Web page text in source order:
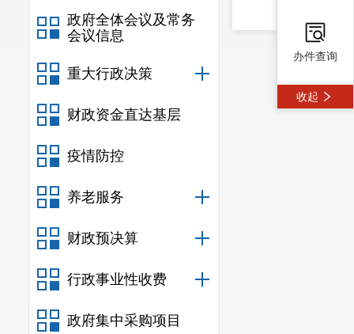
政府全体会议及常务
会议信息
重大行政决策
财政资金直达基层
疫情防控
养老服务
财政预决算
行政事业性收费
政府集中采购项目
办件查询
收起